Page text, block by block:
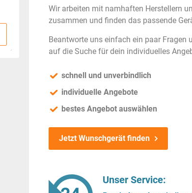
Wir arbeiten mit namhaften Herstellern
zusammen und finden das passende
Beantworte uns einfach ein paar Fragen
auf die Suche für dein individuelles
schnell und unverbindlich
individuelle Angebote
bestes Angebot auswählen
Jetzt Wunschgerät finden
Unser Service: